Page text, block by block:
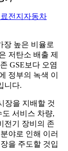
전지자동차
장 높은 비율로
저탄소 배출 제
GSE보다 오염
정부의 녹색 이
니다.
장을 지배할 것
서비스 차량,
전기 장비의 존
야로 인해 이러
을 주도할 것입